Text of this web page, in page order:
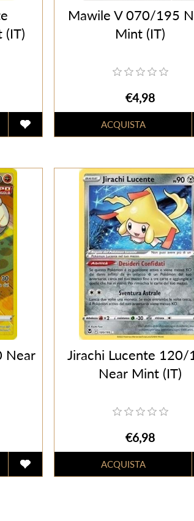
Mawile V 070/195
Mint (IT)
€4,98
Near
Jirachi Lucente 120/
Near Mint (IT)
€6,98